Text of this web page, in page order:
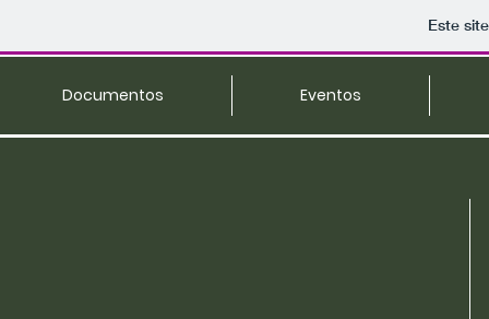
Este
Documentos Eventos